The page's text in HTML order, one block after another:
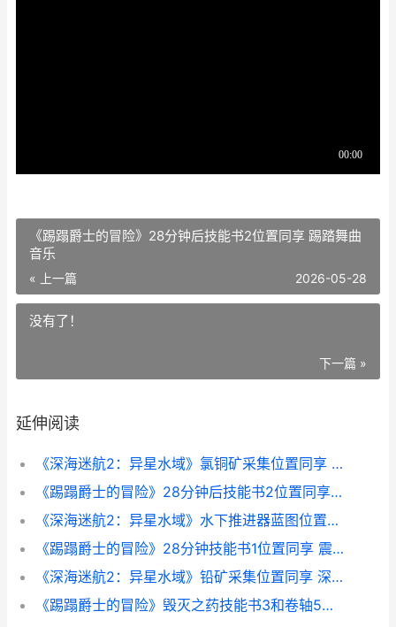
《踢蹋爵士的冒险》28分钟后技能书2位置同享 踢踏舞曲
音乐
« 上一篇 2026-05-28
没有了！
下一篇 »
延伸阅读
《深海迷航2：异星水域》氯铜矿采集位置同享 深海迷航2下载手游版
《踢蹋爵士的冒险》28分钟后技能书2位置同享 踢踏舞曲音乐
《深海迷航2：异星水域》水下推进器蓝图位置同享 深海迷航2:异星水域
《踢蹋爵士的冒险》28分钟技能书1位置同享 震撼踢踏舞
《深海迷航2：异星水域》铅矿采集位置同享 深海迷航2地图
《踢蹋爵士的冒险》毁灭之药技能书3和卷轴5位置同享 踢踏舞曲视频